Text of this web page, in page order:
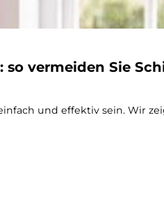
so vermeiden Sie
und effektiv sein. Wir